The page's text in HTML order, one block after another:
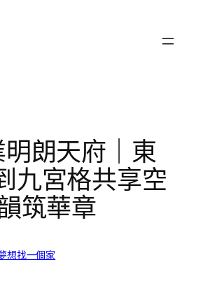
朗天府｜東
九宮格共享空
筑華章
想找一個家